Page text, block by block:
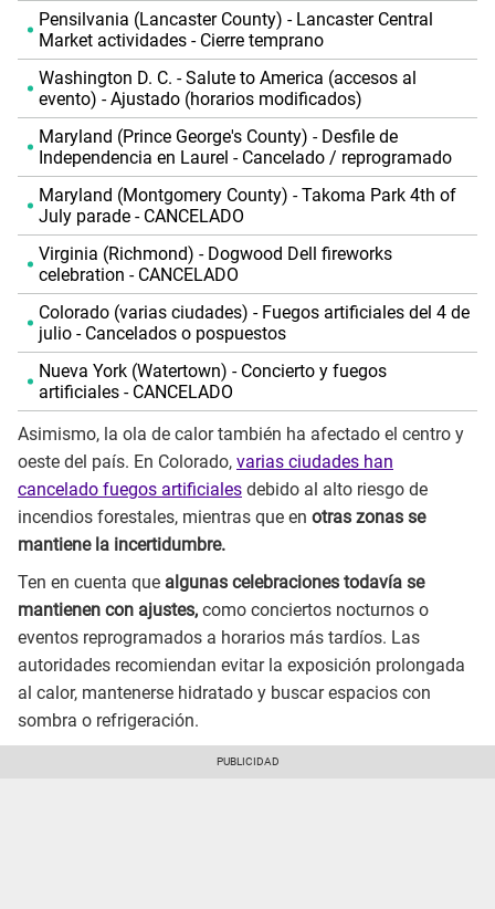
Pensilvania (Lancaster County) - Lancaster Central
Market actividades - Cierre temprano
Washington D. C. - Salute to America (accesos al
evento) - Ajustado (horarios modificados)
Maryland (Prince George's County) - Desfile de
Independencia en Laurel - Cancelado / reprogramado
Maryland (Montgomery County) - Takoma Park 4th of
July parade - CANCELADO
Virginia (Richmond) - Dogwood Dell fireworks
celebration - CANCELADO
Colorado (varias ciudades) - Fuegos artificiales del 4 de
julio - Cancelados o pospuestos
Nueva York (Watertown) - Concierto y fuegos
artificiales - CANCELADO
Asimismo, la ola de calor también ha afectado el centro y
oeste del país. En Colorado, varias ciudades han
cancelado fuegos artificiales debido al alto riesgo de
incendios forestales, mientras que en otras zonas se
mantiene la incertidumbre.
Ten en cuenta que algunas celebraciones todavía se
mantienen con ajustes, como conciertos nocturnos o
eventos reprogramados a horarios más tardíos. Las
autoridades recomiendan evitar la exposición prolongada
al calor, mantenerse hidratado y buscar espacios con
sombra o refrigeración.